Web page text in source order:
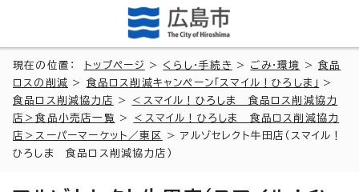
現在の位置： トップページ > くらし・手続き > ごみ・環境 >食品
ロスの削減 > 食品ロス削減キャンペーン「スマイル！ひろしま」
>
食品ロス削減協力店
>
＜スマイル！ひろしま 食品ロス削減協力
店＞食品小売店一覧
>
＜スマイル！ひろしま 食品ロス削減協力
店＞スーパーマーケット／東区
> アルゾセレクト牛田店（スマイル！
ひろしま 食品ロス削減協力店）